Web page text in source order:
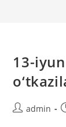
13-
Авторadmin